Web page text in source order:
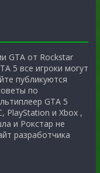
GTA от Rockstar
5 все игроки могут
публикуются
по
GTA 5
PlayStation и Xbox ,
и Рокстар не
разработчика